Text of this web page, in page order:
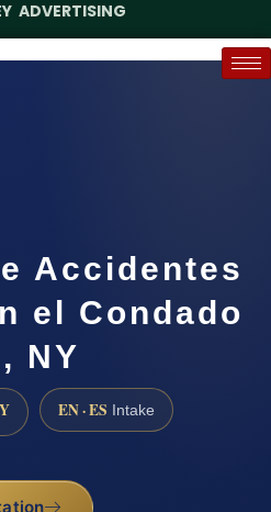
ADVERTISING
Accidentes
el Condado
NY
EN · ES Intake